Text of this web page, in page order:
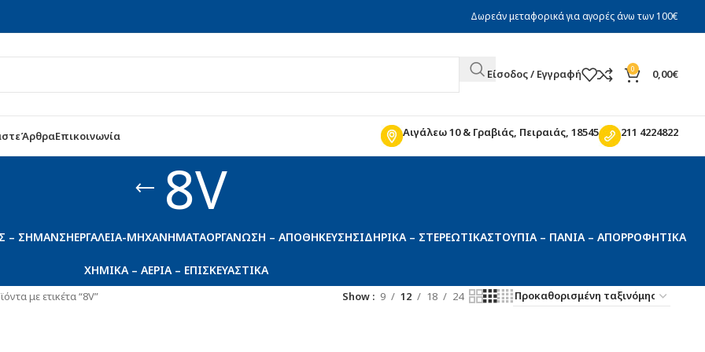
Δωρεάν μεταφορικά για αγορές άνω των 100€
Είσοδος / Εγγραφή 0 0,00€
ΆρθραΕπικοινωνία Αιγάλεω 10 & Γραβιάς, Πειραιάς, 18545 211 4224822
8V
– ΣΉΜΑΝΣΗΕΡΓΑΛΕΊΑ-ΜΗΧΑΝΉΜΑΤΑΟΡΓΆΝΩΣΗ – ΑΠΟΘΉΚΕΥΣΗΣΙΔΗΡΙΚΆ – ΣΤΕΡΕΩΤΙΚΆΣΤΟΥΠΙΆ – ΠΑΝΙΆ – ΑΠΟΡΡΟΦΗΤΙΚΆ
ΧΗΜΙΚΆ – ΑΈΡΙΑ – ΕΠΙΣΚΕΥΑΣΤΙΚΆ
με ετικέτα “8V” Show 9 12 18 24